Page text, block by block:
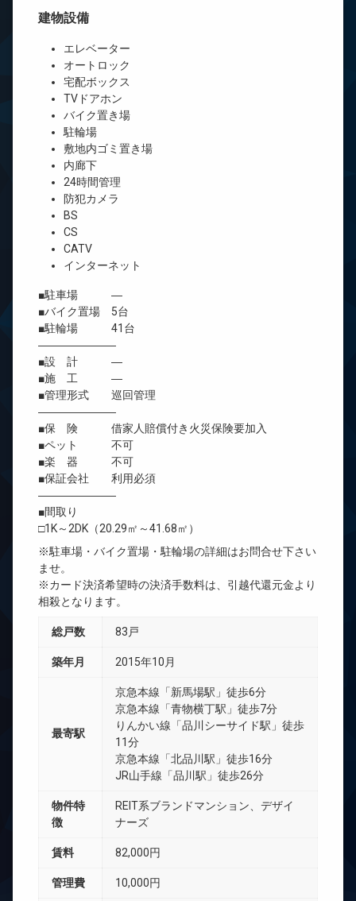
建物設備
エレベーター
オートロック
宅配ボックス
TVドアホン
バイク置き場
駐輪場
敷地内ゴミ置き場
内廊下
24時間管理
防犯カメラ
BS
CS
CATV
インターネット
■駐車場 ―
■バイク置場 5台
■駐輪場 41台
―――――――
■設 計 ―
■施 工 ―
■管理形式 巡回管理
―――――――
■保 険 借家人賠償付き火災保険要加入
■ペット 不可
■楽 器 不可
■保証会社 利用必須
―――――――
■間取り
□1K～2DK（20.29㎡～41.68㎡）
※駐車場・バイク置場・駐輪場の詳細はお問合せ下さい
ませ。
※カード決済希望時の決済手数料は、引越代還元金より
相殺となります。
総戸数 83戸
築年月 2015年10月
最寄駅
京急本線「新馬場駅」徒歩6分
京急本線「青物横丁駅」徒歩7分
りんかい線「品川シーサイド駅」徒歩
11分
京急本線「北品川駅」徒歩16分
JR山手線「品川駅」徒歩26分
物件特
徴
REIT系ブランドマンション、デザイ
ナーズ
賃料 82,000円
管理費 10,000円